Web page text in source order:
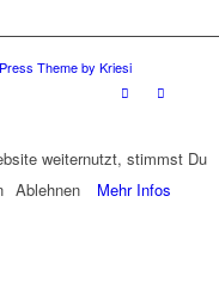
Theme by Kriesi
weiternutzt, stimmst Du
Ablehnen Mehr Infos